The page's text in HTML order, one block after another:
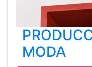
MODA